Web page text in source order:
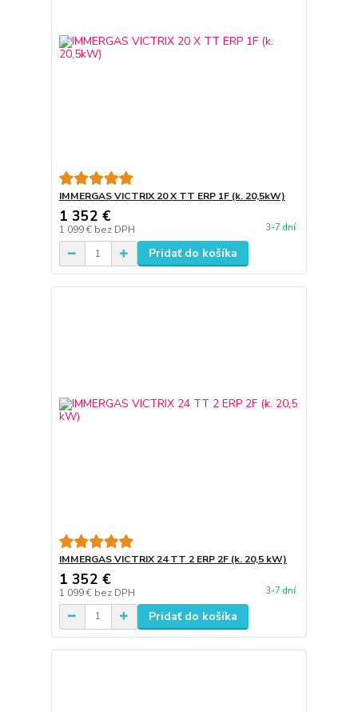
IMMERGAS VICTRIX 20 X TT ERP 1F (k. 20,5kW)
1 352 €
1 099 € bez DPH 3-7 dní
Pridať do košíka
IMMERGAS VICTRIX 24 TT 2 ERP 2F (k. 20,5 kW)
1 352 €
1 099 € bez DPH 3-7 dní
Pridať do košíka